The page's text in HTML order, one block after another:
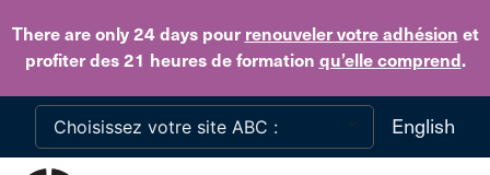
There are only 24 dayspour renouveler votre adhésion et
profiter des 21 heures de formation qu’elle comprend.
Skip to main content
English